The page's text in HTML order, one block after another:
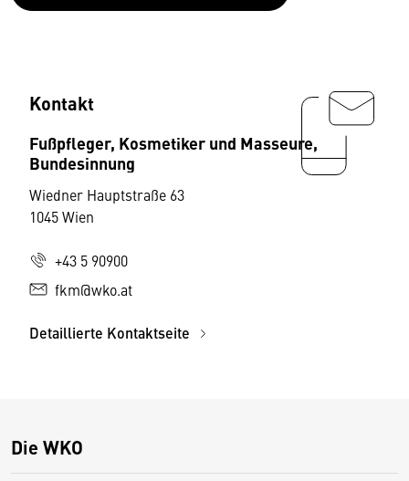
Kontakt
Fußpfleger, Kosmetiker und Masseure,
Bundesinnung
Wiedner Hauptstraße 63
1045 Wien
+43 5 90900
fkm@wko.at
Detaillierte Kontaktseite
Die WKO